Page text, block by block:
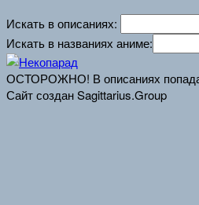
Искать в описаниях:
Искать в названиях аниме:
ОСТОРОЖНО! В описаниях
Сайт создан Sagittarius.Group